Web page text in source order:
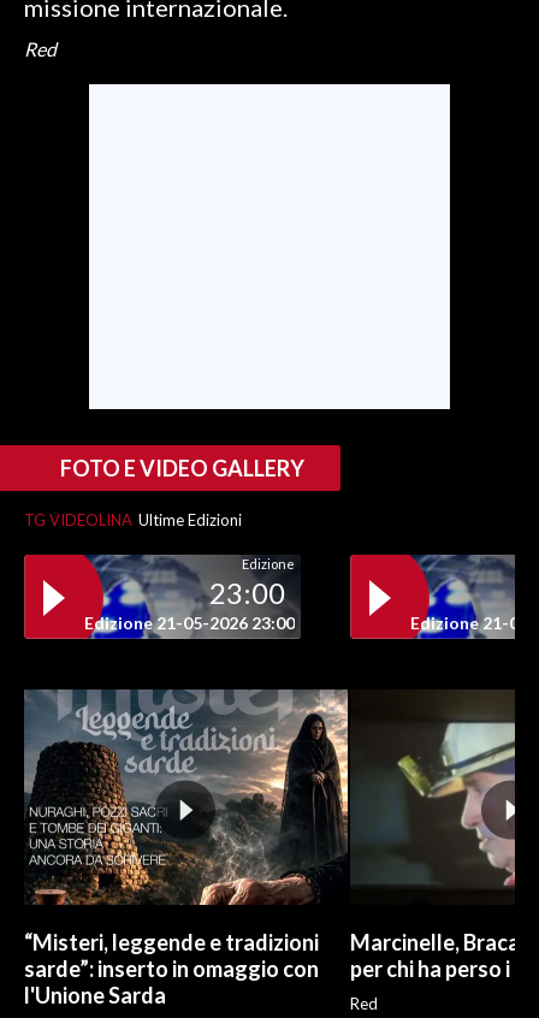
#CARAUNIONE
missione internazionale.
Red
FOTO E VIDEO GALLERY
TG VIDEOLINA Ultime Edizioni
Edizione
23:00
Edizione 21-05-2026 23:00 Edizione 21-05-
“Misteri, leggende e tradizioni
sarde”: inserto in omaggio con
l'Unione Sarda
Marcinelle, Braca:
per chi ha perso i
Red